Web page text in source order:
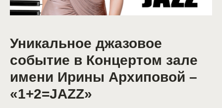
Уникальное джазовое
событие в Концертом зале
имени Ирины Архиповой –
«1+2=JAZZ»